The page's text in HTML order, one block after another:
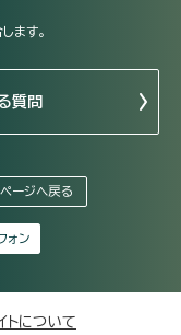
ます。
質問
ページへ戻る
ォン
トについて